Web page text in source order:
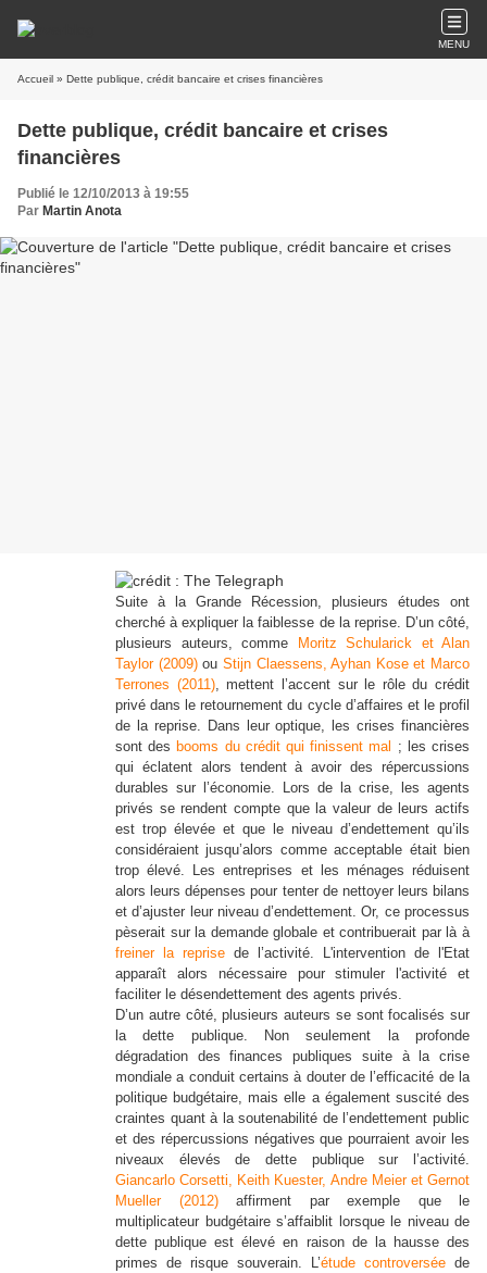
MENU
Accueil » Dette publique, crédit bancaire et crises financières
Dette publique, crédit bancaire et crises
financières
Publié le 12/10/2013 à 19:55
Par Martin Anota
Suite à la Grande Récession, plusieurs études ont
cherché à expliquer la faiblesse de la reprise. D’un côté,
plusieurs auteurs, comme
Moritz Schularick et Alan
Taylor (2009) ou Stijn Claessens, Ayhan Kose et Marco
Terrones (2011), mettent l’accent sur le rôle du crédit
privé dans le retournement du cycle d’affaires et le profil
de la reprise. Dans leur optique, les crises financières
sont des booms du crédit qui finissent mal ; les crises
qui éclatent alors tendent à avoir des répercussions
durables sur l’économie. Lors de la crise, les agents
privés se rendent compte que la valeur de leurs actifs
est trop élevée et que le niveau d’endettement qu’ils
considéraient jusqu’alors comme acceptable était bien
trop élevé. Les entreprises et les ménages réduisent
alors leurs dépenses pour tenter de nettoyer leurs bilans
et d’ajuster leur niveau d’endettement. Or, ce processus
pèserait sur la demande globale et contribuerait par là à
freiner la reprise de l’activité. L'intervention de l'Etat
apparaît alors nécessaire pour stimuler l'activité et
faciliter le désendettement des agents privés.
D’un autre côté, plusieurs auteurs se sont focalisés sur
la dette publique. Non seulement la profonde
dégradation des finances publiques suite à la crise
mondiale a conduit certains à douter de l’efficacité de la
politique budgétaire, mais elle a également suscité des
craintes quant à la soutenabilité de l’endettement public
et des répercussions négatives que pourraient avoir les
niveaux élevés de dette publique sur l’activité.
Giancarlo Corsetti, Keith Kuester, Andre Meier et Gernot
Mueller (2012)affirment par exemple que le
multiplicateur budgétaire s’affaiblit lorsque le niveau de
dette publique est élevé en raison de la hausse des
primes de risque souverain. L’étude controversée de